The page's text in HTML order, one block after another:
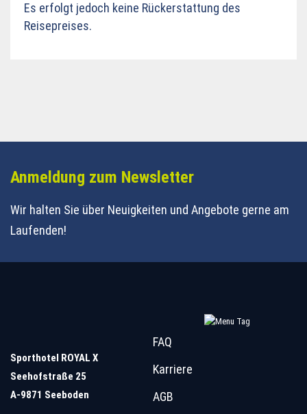
Es erfolgt jedoch keine Rückerstattung des
Reisepreises.
Anmeldung zum Newsletter
Wir halten Sie über Neuigkeiten und Angebote gerne am
Laufenden!
Sporthotel ROYAL X
Seehofstraße 25
A-9871 Seeboden
FAQ
Karriere
AGB